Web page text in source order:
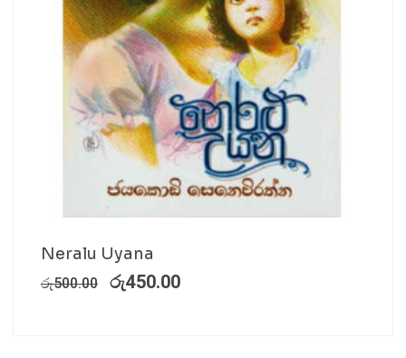
Neralu Uyana
රු500.00 රු450.00